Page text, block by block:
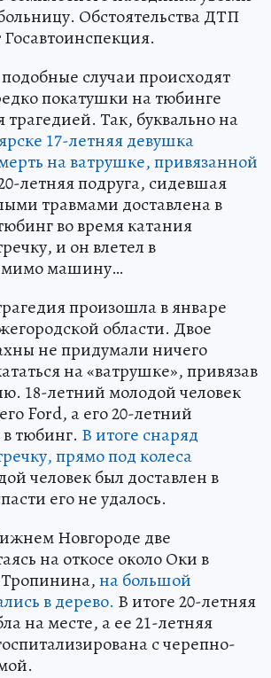
Обстоятельства ДТП
Госавтоинспекция.
случаи происходят
покатушки на тюбинге
трагедией. Так, буквально на
17-летняя девушка
на ватрушке, привязанной
летняя подруга, сидевшая
травмами доставлена в
во время катания
и он влетел в
машину…
произошла в январе
области. Двое
не придумали ничего
на «ватрушке», привязав
18-летний молодой человек
Ford, а его 20-летний
тюбинг. В итоге снаряд
прямо под колеса
человек был доставлен в
его не удалось.
Новгороде две
на откосе около Оки в
на большой
в дерево. В итоге 20-летняя
на месте, а ее 21-летняя
с черепно-